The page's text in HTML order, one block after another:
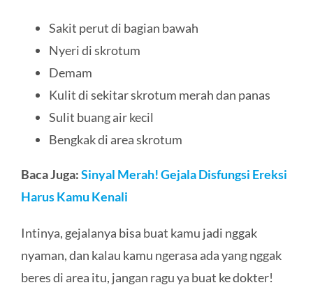
Sakit perut di bagian bawah
Nyeri di skrotum
Demam
Kulit di sekitar skrotum merah dan panas
Sulit buang air kecil
Bengkak di area skrotum
Baca Juga:Sinyal Merah! Gejala Disfungsi Ereksi
Harus Kamu Kenali
Intinya, gejalanya bisa buat kamu jadi nggak
nyaman, dan kalau kamu ngerasa ada yang nggak
beres di area itu, jangan ragu ya buat ke dokter!